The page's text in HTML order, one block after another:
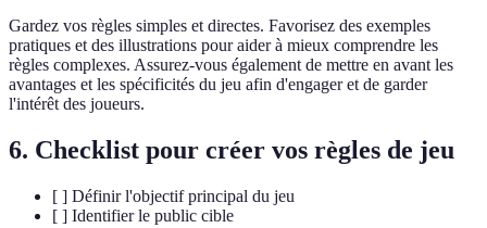
Gardez vos règles simples et directes. Favorisez des exemples
pratiques et des illustrations pour aider à mieux comprendre les
règles complexes. Assurez-vous également de mettre en avant les
avantages et les spécificités du jeu afin d'engager et de garder
l'intérêt des joueurs.
6. Checklist pour créer vos règles de jeu
[ ] Définir l'objectif principal du jeu
[ ] Identifier le public cible